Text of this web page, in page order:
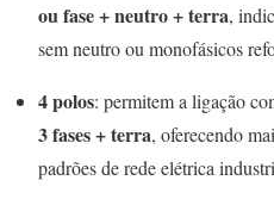
ou fase + neutro + terra,
sem neutro ou monofásicos
4 polos: permitem a ligação
3 fases + terra, oferecendo
padrões de rede elétrica